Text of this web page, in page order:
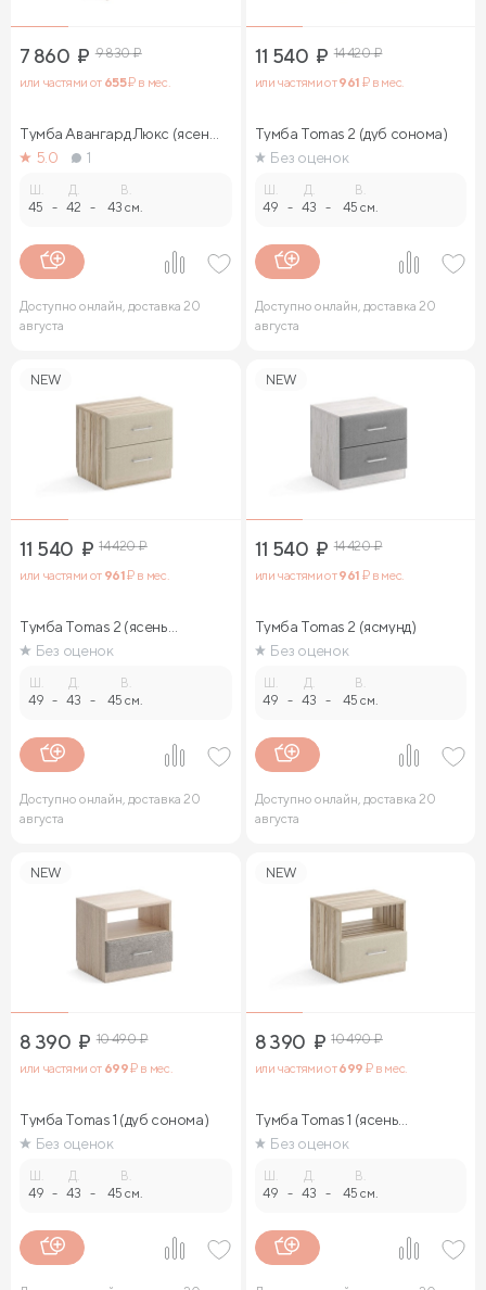
7 860 ₽ 9 830₽
или частями от 655₽ в мес.
Тумба Авангард Люкс (ясень
ориноко)
5.0 1
45 -
Д.
42 -
В.
43 см.
Доступно онлайн, доставка 20
августа
11 540 ₽ 14 420₽
или частями от961 ₽ в мес.
Тумба Tomas 2 (дуб сонома)
Без оценок
49 -
Д.
43 -
В.
45 см.
Доступно онлайн, доставка 20
августа
NEW
11 540 ₽ 14 420₽
или частями от 961₽ в мес.
Тумба Tomas 2 (ясень
ориноко)
Без оценок
49 -
Д.
43 -
В.
45 см.
Доступно онлайн, доставка 20
августа
NEW
11 540 ₽ 14 420₽
или частями от961 ₽ в мес.
Тумба Tomas 2 (ясмунд)
Без оценок
49 -
Д.
43 -
В.
45 см.
Доступно онлайн, доставка 20
августа
NEW
8 390 ₽ 10 490₽
или частями от 699₽ в мес.
Тумба Tomas 1 (дуб сонома)
Без оценок
49 -
Д.
43 -
В.
45 см.
NEW
8 390 ₽ 10 490₽
или частями от699 ₽ в мес.
Тумба Tomas 1 (ясень
ориноко)
Без оценок
49 -
Д.
43 -
В.
45 см.